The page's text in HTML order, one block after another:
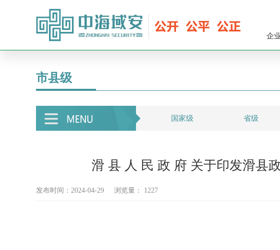
企
市县级
国家级 省级
滑 县 人 民 政 府 关于印发滑县
发布时间：2024-04-29 浏览量： 1227